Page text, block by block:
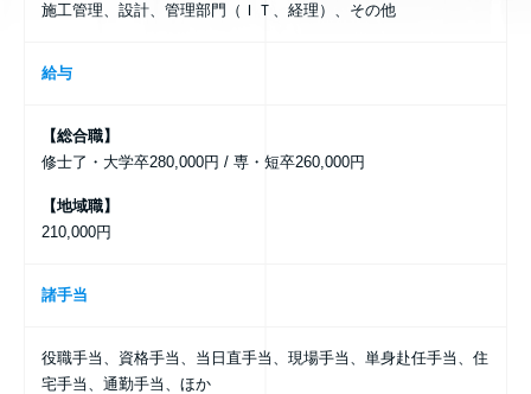
施工管理、設計、管理部門（ＩＴ、経理）、その他
給与
【総合職】
修士了・大学卒280,000円 / 専・短卒260,000円
【地域職】
210,000円
諸手当
役職手当、資格手当、当日直手当、現場手当、単身赴任手当、住
宅手当、通勤手当、ほか